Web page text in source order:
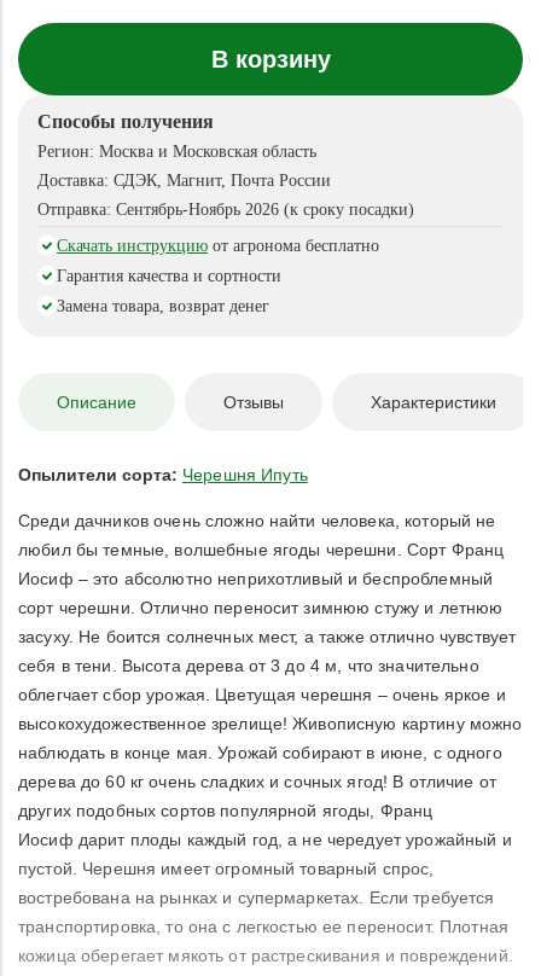
В корзину
Способы получения
Регион: Москва и Московская область
Доставка: СДЭК, Магнит, Почта России
Отправка: Сентябрь-Ноябрь 2026 (к сроку посадки)
Скачать инструкцию от агронома бесплатно
Гарантия качества и сортности
Замена товара, возврат денег
Описание Отзывы Характеристики
Опылители сорта: Черешня Ипуть
Среди дачников очень сложно найти человека, который не
любил бы темные, волшебные ягоды черешни. Сорт Франц
Иосиф – это абсолютно неприхотливый и беспроблемный
сорт черешни. Отлично переносит зимнюю стужу и летнюю
засуху. Не боится солнечных мест, а также отлично чувствует
себя в тени. Высота дерева от 3 до 4 м, что значительно
облегчает сбор урожая. Цветущая черешня – очень яркое и
высокохудожественное зрелище! Живописную картину можно
наблюдать в конце мая. Урожай собирают в июне, с одного
дерева до 60 кг очень сладких и сочных ягод! В отличие от
других подобных сортов популярной ягоды, Франц
Иосиф дарит плоды каждый год, а не чередует урожайный и
пустой. Черешня имеет огромный товарный спрос,
востребована на рынках и супермаркетах. Если требуется
транспортировка, то она с легкостью ее переносит. Плотная
кожица оберегает мякоть от растрескивания и повреждений.